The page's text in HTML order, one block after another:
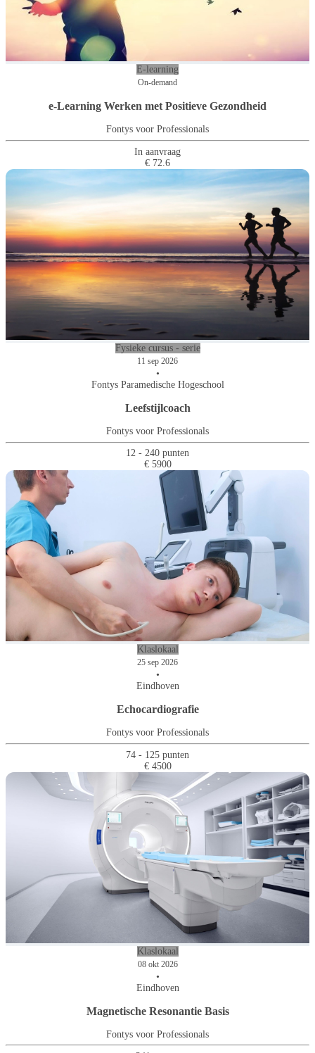
E-learning
On-demand
e-Learning Werken met Positieve Gezondheid
Fontys voor Professionals
In aanvraag
€ 72.6
Fysieke cursus - serie
11 sep 2026
•
Fontys Paramedische Hogeschool
Leefstijlcoach
Fontys voor Professionals
12 - 240 punten
€ 5900
Klaslokaal
25 sep 2026
•
Eindhoven
Echocardiografie
Fontys voor Professionals
74 - 125 punten
€ 4500
Klaslokaal
08 okt 2026
•
Eindhoven
Magnetische Resonantie Basis
Fontys voor Professionals